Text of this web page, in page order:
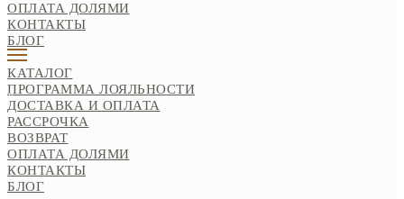
=
0
0
ОПЛАТА ДОЛЯМИ
КОНТАКТЫ
БЛОГ
КАТАЛОГ
ПРОГРАММА ЛОЯЛЬНОСТИ
ДОСТАВКА И ОПЛАТА
РАССРОЧКА
ВОЗВРАТ
ОПЛАТА ДОЛЯМИ
КОНТАКТЫ
БЛОГ